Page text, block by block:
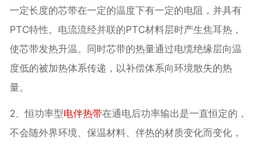
一定长度的芯带在一定的温度下有一定的电阻，并具有
PTC特性。电流流经并联的PTC材料层时产生焦耳热，
使芯带发热升温。同时芯带的热量通过电缆绝缘层向温
度低的被加热体系传递，以补偿体系向环境散失的热
量。
2、恒功率型电伴热带在通电后功率输出是一直恒定的，
不会随外界环境、保温材料、伴热的材质变化而变化，